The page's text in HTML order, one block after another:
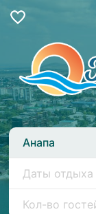
Анапа